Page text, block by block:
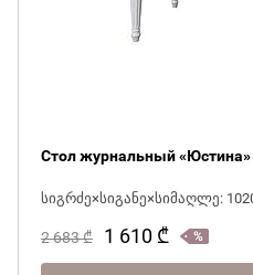
Стол журнальный
სიგრძე×სიგანე×სიმაღლე:
2 683₾ 1 610 ₾